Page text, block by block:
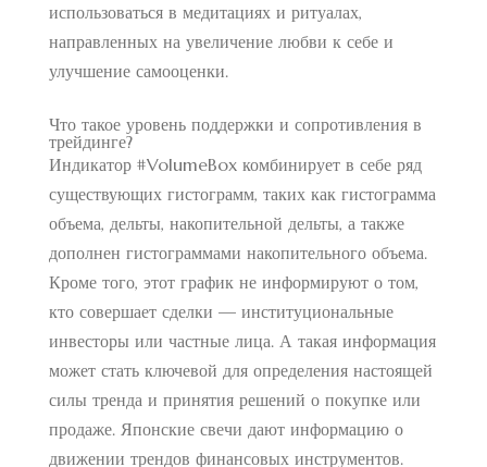
использоваться в медитациях и ритуалах,
направленных на увеличение любви к себе и
улучшение самооценки.
Что такое уровень поддержки и сопротивления в
трейдинге?
Индикатор #VolumeBox комбинирует в себе ряд
существующих гистограмм, таких как гистограмма
объема, дельты, накопительной дельты, а также
дополнен гистограммами накопительного объема.
Кроме того, этот график не информируют о том,
кто совершает сделки — институциональные
инвесторы или частные лица. А такая информация
может стать ключевой для определения настоящей
силы тренда и принятия решений о покупке или
продаже. Японские свечи дают информацию о
движении трендов финансовых инструментов.